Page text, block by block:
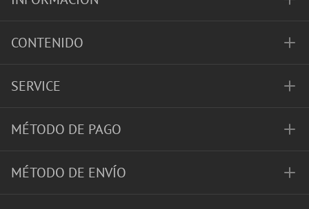
CONTENIDO
SERVICE
MÉTODO DE PAGO
MÉTODO DE ENVÍO